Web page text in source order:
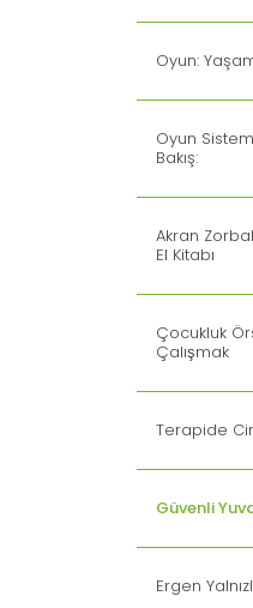
Oyun:
Oyun
Bakış:
Akran
El Kitabı
Çocukluk
Çalışmak
Terapide
Güvenli
Ergen